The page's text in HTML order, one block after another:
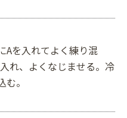
Aを入れてよく練り混
れ、よくなじませる。冷
。